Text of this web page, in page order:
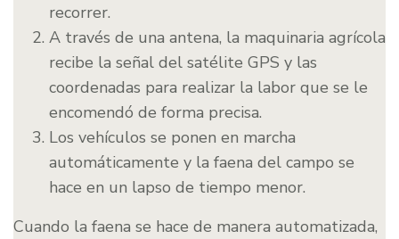
recorrer.
A través de una antena, la maquinaria agrícola
recibe la señal del satélite GPS y las
coordenadas para realizar la labor que se le
encomendó de forma precisa.
Los vehículos se ponen en marcha
automáticamente y la faena del campo se
hace en un lapso de tiempo menor.
Cuando la faena se hace de manera automatizada,